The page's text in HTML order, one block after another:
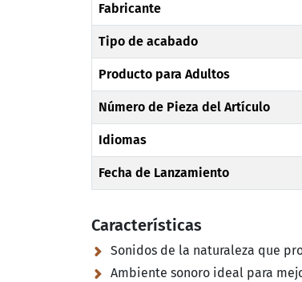
Fabricante
Tipo de acabado
Producto para Adultos
Número de Pieza del Artículo
Idiomas
Fecha de Lanzamiento
Características
Sonidos de la naturaleza que
Ambiente sonoro ideal para